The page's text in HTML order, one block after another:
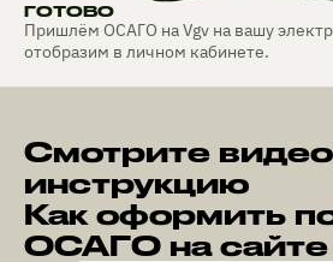
ГОТОВО
Пришлём ОСАГО на Vgv на вашу
отобразим в личном кабинете.
Смотрите
инструкцию
Как оформить
ОСАГО на сайте